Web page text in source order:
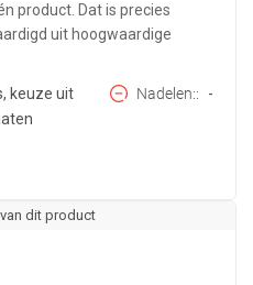
product. Dat is precies
uit hoogwaardige
keuze uit
Nadelen: -
dit product